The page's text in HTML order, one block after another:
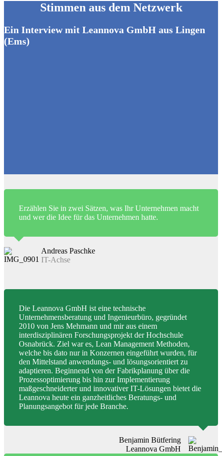
Stimmen aus dem Netzwerk
Ein Interview mit Leannova GmbH aus Lingen
(Ems)
Erzählen Sie in zwei Sätzen, was Ihr Unternehmen macht
und wer die Idee für das Unternehmen hatte.
Andreas Paschke
IT-Achse
Die Leannova GmbH ist eine technische
Unternehmensberatung und Ingenieurbüro, gegründet
2010 von Jens Mehmann und mir aus einem
interdisziplinären Forschungsprojekt der Hochschule
Osnabrück. Ziel war es, Lean Management Methoden,
welche bis dato nur in Konzernen eingeführt wurden, für
den Mittelstand anwendungs- und lösungsorientiert zu
adaptieren. Beginnend von der Fabrikplanung über die
Prozessoptimierung bis hin zur Implementierung
maßgeschneiderter und innovativer IT-Lösungen bietet die
Leannova heute ein ganzheitliches Beratungs- und
Planungsangebot für jede Branche.
Benjamin Bütfering
Leannova GmbH